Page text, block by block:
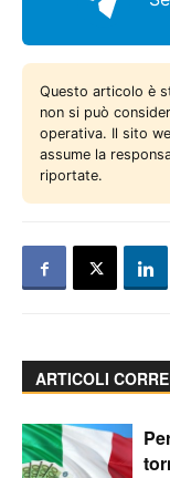
Questo articolo è
non si può
operativa. Il sito
assume la
riportate.
ARTICOLI